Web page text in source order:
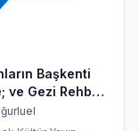
Başkenti
ve Gezi Rehberi
)